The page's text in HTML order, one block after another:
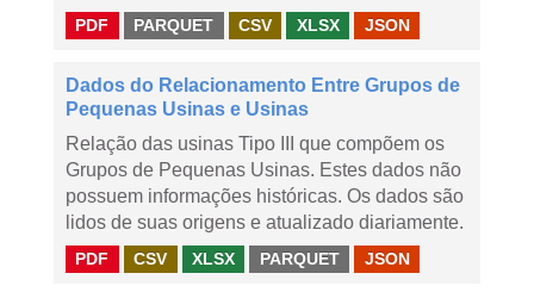
PDF PARQUET CSV XLSX JSON
Dados do Relacionamento Entre Grupos de
Pequenas Usinas e Usinas
Relação das usinas Tipo III que compõem os
Grupos de Pequenas Usinas. Estes dados não
possuem informações históricas. Os dados são
lidos de suas origens e atualizado diariamente.
PDF CSV XLSX PARQUET JSON